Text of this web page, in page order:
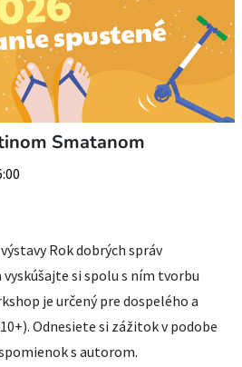
Smatanom
Rok dobrých správ
si spolu s ním tvorbu
je určený pre dospelého a
Odnesiete si zážitok v podobe
s autorom.